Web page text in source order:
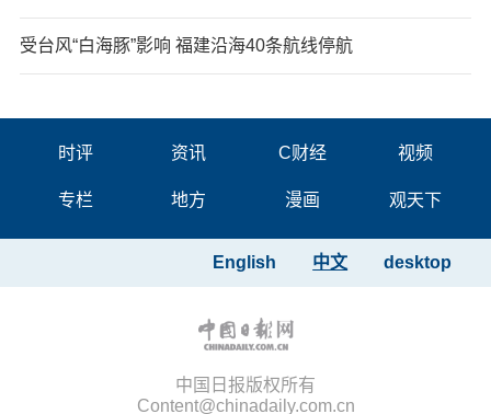
受台风“白海豚”影响 福建沿海40条航线停航
时评 资讯 C财经 视频
专栏 地方 漫画 观天下
desktop
中文
English
中国日报版权所有
Content@chinadaily.com.cn